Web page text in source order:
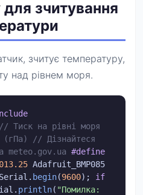
зчитування
зчитує температуру,
над рівнем моря.
// Тиск на рівні моря
(гПа)
// Дізнайтеся
meteo.gov.ua #define
Adafruit_BMP085
begin(9600); if
println( "Помилка: